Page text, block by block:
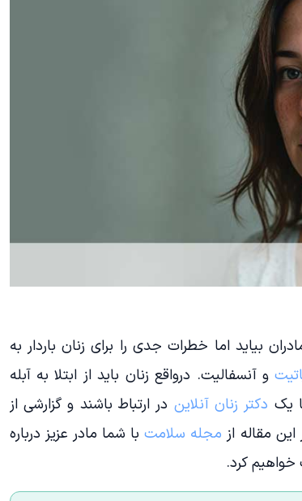
بیاید اما خطرات جدی را برای زنان باردار به
و آنسفالیت. درواقع زنان باید از ابتلا به آبله
یک دکتر زنان آنلاین در ارتباط باشند و گزارشی از
مقاله از مجله سلامتبا شما مادر عزیز درباره
کرد.